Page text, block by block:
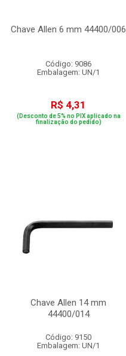
Chave Allen 6 mm 44400/006
Código: 9086
Embalagem: UN/1
R$ 4,31
(Desconto de 5% no PIX aplicado na
finalização do pedido)
Chave Allen 14 mm
44400/014
Código: 9150
Embalagem: UN/1